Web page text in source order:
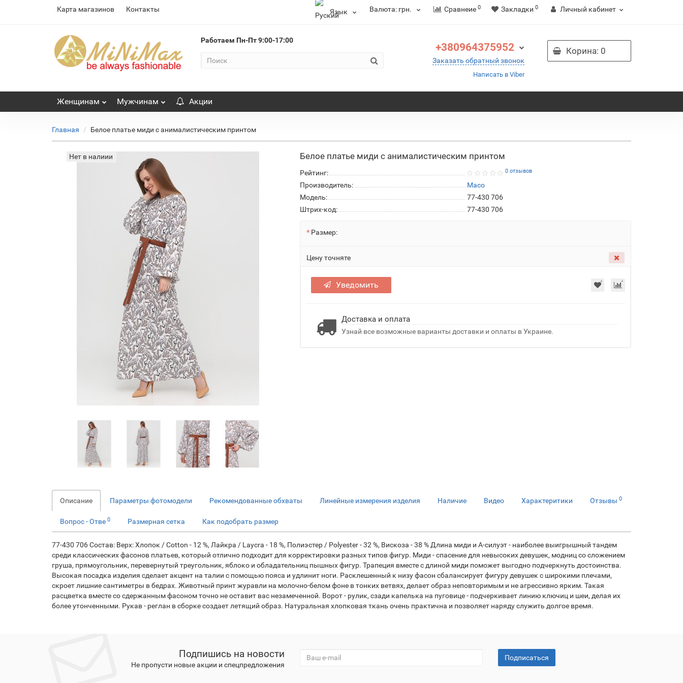
Карта магазинов Контакты Язык Валюта: грн. Сравнеие 0 Закладки 0 Личный кабинет
Работаем Пн-Пт 9:00-17:00
+380964375952
Заказать обратный звонок
Написать в Viber
Корина: 0
Женщинам Мужчинам Акции
Главная Белое платье миди с анималистическим принтом
Нет в налиии Белое платье миди с анималистическим принтом
Рейтинг: 0 отзывов
Производитель:
Maco
Модель:
77-430 706
Штрих-код:
77-430 706
Размер:
Цену точняте
Уведомить
Доставка и оплата
Узнай все возможные варианты доставки и оплаты в Украине.
Описание Параметры фотомодели Рекомендованные обхваты Линейные измерения изделия Наличие Видео Характеритики Отзывы 0
Вопрос - Отве 0 Размерная сетка Как подобрать размер
77-430 706 Состав: Верх: Хлопок / Cotton - 12 %, Лайкра / Laycra - 18 %, Полиэстер / Polyester - 32 %, Вискоза - 38 % Длина миди и А-силуэт - наиболее выигрышный тандем
среди классических фасонов платьев, который отлично подходит для корректировки разных типов фигур. Миди - спасение для невысоких девушек, модниц со сложением
груша, прямоугольник, перевернутый треугольник, яблоко и обладательниц пышных фигур. Трапеция вместе с длиной миди поможет выгодно подчеркнуть достоинства.
Высокая посадка изделия сделает акцент на талии с помощью пояса и удлинит ноги. Расклешенный к низу фасон сбалансирует фигуру девушек с широкими плечами,
скроет лишние сантиметры в бедрах. Животный принт журавли на молочно-белом фоне в тонких ветвях, делает образ неповторимым и не агрессивно ярким. Такая
расцветка вместе со сдержанным фасоном точно не оставит вас незамеченной. Ворот - рулик, сзади капелька на пуговице - подчеркивает линию ключиц и шеи, делая их
более утонченными. Рукав - реглан в сборке создает летящий образ. Натуральная хлопковая ткань очень практична и позволяет наряду служить долгое время.
Подпишись на новости
Не пропусти новые акции и спецпредложения
Подписаться